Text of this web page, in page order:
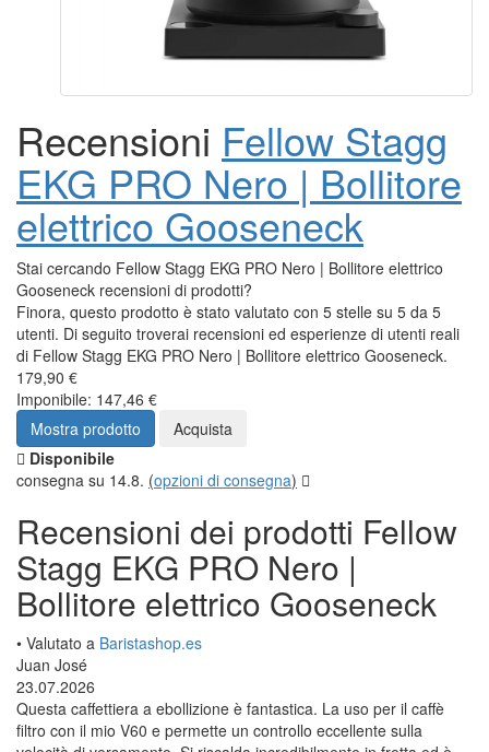
RecensioniFellow Stagg
EKG PRO Nero | Bollitore
elettrico Gooseneck
Stai cercando Fellow Stagg EKG PRO Nero | Bollitore elettrico
Gooseneck recensioni di prodotti?
Finora, questo prodotto è stato valutato con 5 stelle su 5 da 5
utenti. Di seguito troverai recensioni ed esperienze di utenti reali
di Fellow Stagg EKG PRO Nero | Bollitore elettrico Gooseneck.
179,90 €
Imponibile: 147,46 €
Mostra prodotto
Acquista